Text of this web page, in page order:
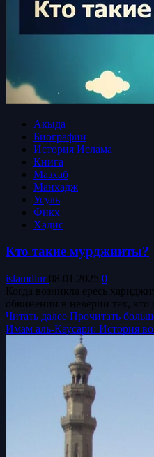
Акыда
Биографии
История Ислама
Книга
Мазхаб
Манхадж
Усуль
Фикх
Хадис
Кто такие мурджииты?
islamdinr 08.01.2025 0
Когда возникла ересь
обвинении в неверии тех, кто
Читать далее Прочитать
Имам аль-Каусари: История